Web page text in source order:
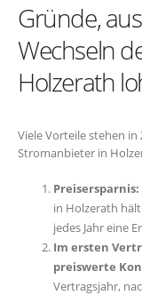
Gründe,
Wechseln
Holzerath
Viele Vorteile stehen
Stromanbieter in
Preisersparnis:
in Holzerath
jedes Jahr eine
Im ersten
preiswerte
Vertragsjahr,